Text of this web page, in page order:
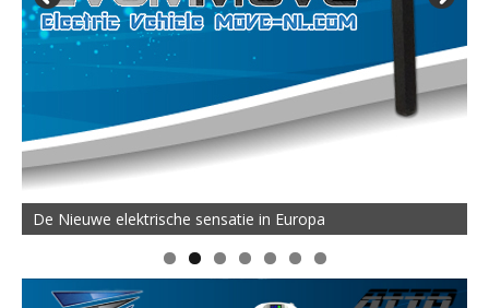
De Nieuwe elektrische sensatie in Europa